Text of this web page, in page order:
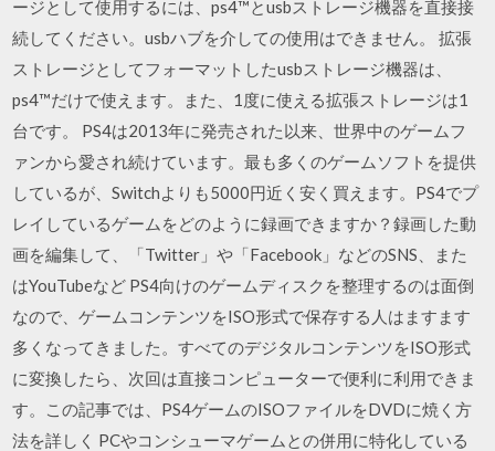
ージとして使用するには、ps4™とusbストレージ機器を直接接
続してください。usbハブを介しての使用はできません。 拡張
ストレージとしてフォーマットしたusbストレージ機器は、
ps4™だけで使えます。また、1度に使える拡張ストレージは1
台です。 PS4は2013年に発売された以来、世界中のゲームフ
ァンから愛され続けています。最も多くのゲームソフトを提供
しているが、Switchよりも5000円近く安く買えます。PS4でプ
レイしているゲームをどのように録画できますか？録画した動
画を編集して、「Twitter」や「Facebook」などのSNS、また
はYouTubeなど PS4向けのゲームディスクを整理するのは面倒
なので、ゲームコンテンツをISO形式で保存する人はますます
多くなってきました。すべてのデジタルコンテンツをISO形式
に変換したら、次回は直接コンピューターで便利に利用できま
す。この記事では、PS4ゲームのISOファイルをDVDに焼く方
法を詳しく PCやコンシューマゲームとの併用に特化している